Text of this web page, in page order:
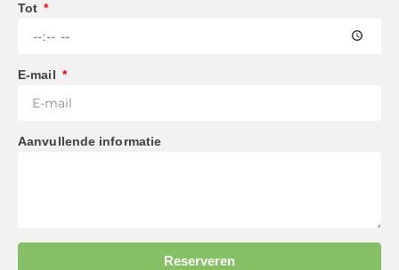
Tot
E-mail
Aanvullende informatie
Reserveren